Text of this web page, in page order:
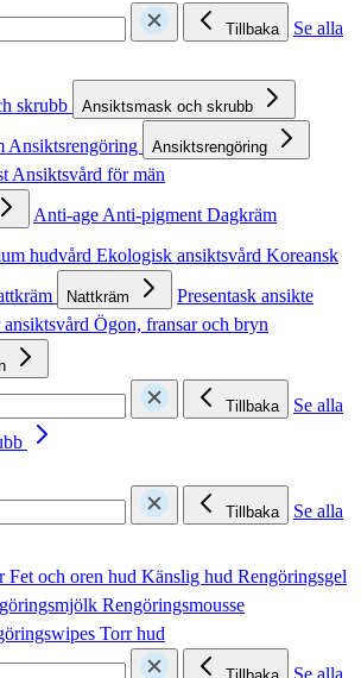
Tillbaka
Se alla
skrubb Ansiktsmask och skrubb
Ansiktsrengöring Ansiktsrengöring
Ansiktsvård för män
Anti-ageAnti-pigmentDagkräm
hudvård Ekologisk ansiktsvård Koreansk
Nattkräm
Presentask ansikte
Ögon, fransar och bryn
Tillbaka
Se alla
Tillbaka
Se alla
Fet och oren hud Känslig hud Rengöringsgel
Rengöringsmousse
Torr hud